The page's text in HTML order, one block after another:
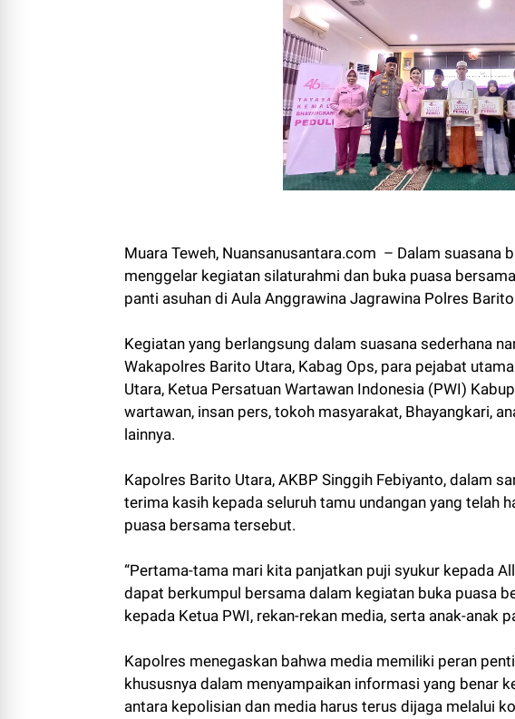
Muara Teweh, Nuansanusantara.com – Dalam suasana
menggelar kegiatan silaturahmi dan buka puasa
panti asuhan di Aula Anggrawina Jagrawina Polres
Kegiatan yang berlangsung dalam suasana sederhana
Wakapolres Barito Utara, Kabag Ops, para pejabat
Utara, Ketua Persatuan Wartawan Indonesia (PWI)
wartawan, insan pers, tokoh masyarakat, Bhayangkari,
lainnya.
Kapolres Barito Utara, AKBP Singgih Febiyanto, dalam
terima kasih kepada seluruh tamu undangan yang telah
puasa bersama tersebut.
“Pertama-tama mari kita panjatkan puji syukur kepada
dapat berkumpul bersama dalam kegiatan buka puasa
kepada Ketua PWI, rekan-rekan media, serta anak-anak
Kapolres menegaskan bahwa media memiliki peran
khususnya dalam menyampaikan informasi yang benar
antara kepolisian dan media harus terus dijaga melalui